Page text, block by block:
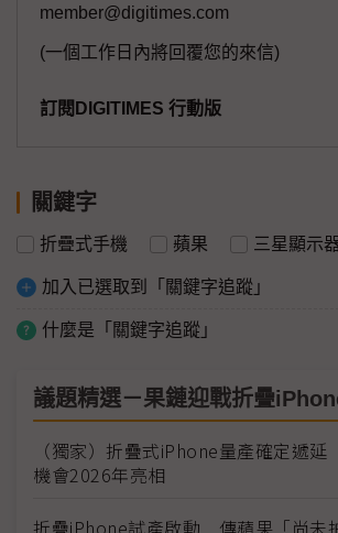
member@digitimes.com
(一個工作日內將回覆您的來信)
訂閱DIGITIMES 行動版
關鍵字
折疊式手機 蘋果 三星顯示
加入已選取到「關鍵字追蹤」
什麼是「關鍵字追蹤」
議題精選－果鏈迎戰折疊
（獨家）折疊式iPhone量產確定遞
機會2026年亮相